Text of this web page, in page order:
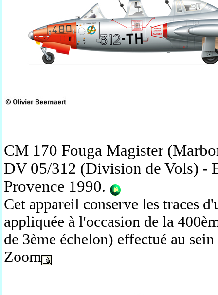
CM 170 Fouga Magister
DV 05/312 (Division de Vols) -
Provence 1990.
Cet appareil conserve les traces
appliquée à l'occasion de la
de 3ème échelon) effectué au
Zoom